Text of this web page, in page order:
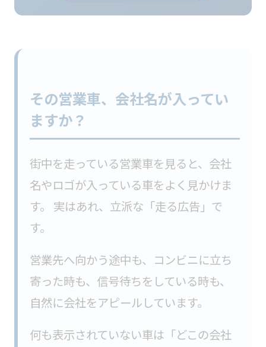
その営業車、会社名が入ってい
ますか？
街中を走っている営業車を見ると、会社
名やロゴが入っている車をよく見かけま
す。 実はあれ、立派な「走る広告」で
す。
営業先へ向かう途中も、コンビニに立ち
寄った時も、信号待ちをしている時も、
自然に会社をアピールしています。
何も表示されていない車は「どこの会社